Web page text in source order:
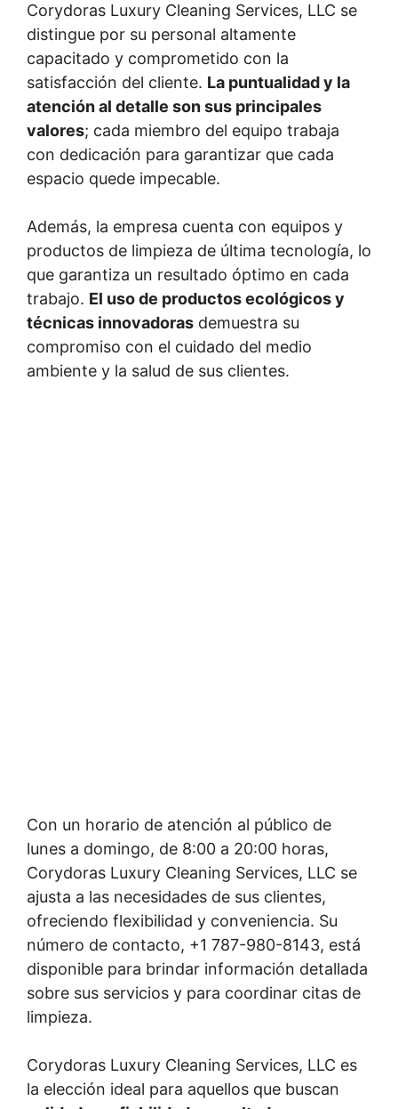
Corydoras Luxury Cleaning Services, LLC se
distingue por su personal altamente
capacitado y comprometido con la
satisfacción del cliente. La puntualidad y la
atención al detalle son sus principales
valores; cada miembro del equipo trabaja
con dedicación para garantizar que cada
espacio quede impecable.
Además, la empresa cuenta con equipos y
productos de limpieza de última tecnología, lo
que garantiza un resultado óptimo en cada
trabajo. El uso de productos ecológicos y
técnicas innovadoras demuestra su
compromiso con el cuidado del medio
ambiente y la salud de sus clientes.
Con un horario de atención al público de
lunes a domingo, de 8:00 a 20:00 horas,
Corydoras Luxury Cleaning Services, LLC se
ajusta a las necesidades de sus clientes,
ofreciendo flexibilidad y conveniencia. Su
número de contacto, +1 787-980-8143, está
disponible para brindar información detallada
sobre sus servicios y para coordinar citas de
limpieza.
Corydoras Luxury Cleaning Services, LLC es
la elección ideal para aquellos que buscan